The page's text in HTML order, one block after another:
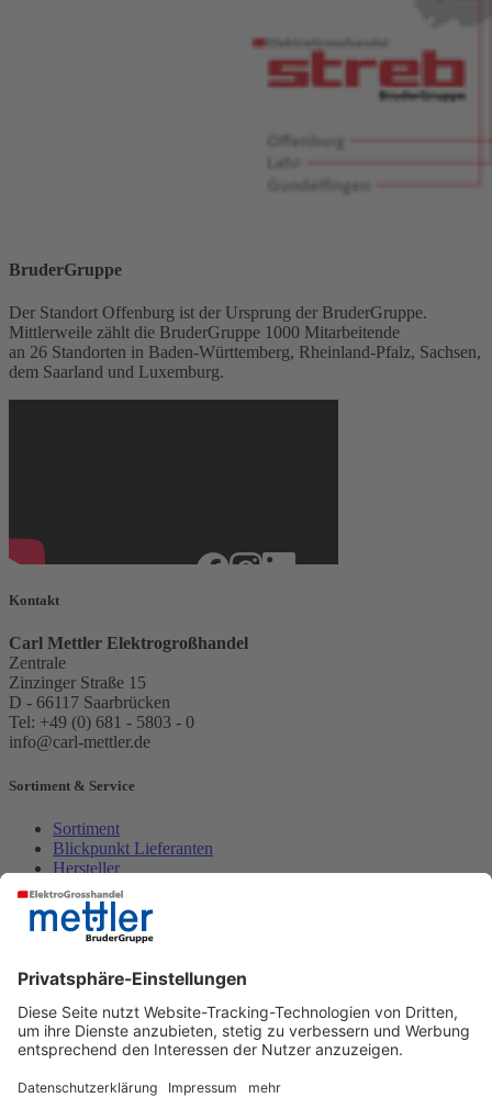
BruderGruppe
Der Standort Offenburg ist der Ursprung der BruderGruppe.
Mittlerweile zählt die BruderGruppe 1000 Mitarbeitende
an 26 Standorten in Baden-Württemberg, Rheinland-Pfalz, Sachsen,
dem Saarland und Luxemburg.
Kontakt
Carl Mettler Elektrogroßhandel
Zentrale
Zinzinger Straße 15
D - 66117 Saarbrücken
Tel: +49 (0) 681 - 5803 - 0
info@carl-mettler.de
Sortiment & Service
Sortiment
Blickpunkt Lieferanten
Hersteller
Eltropa
Unsere Kunden
Leistungen
Kunden
e-masters
Schulungen & eAcademy